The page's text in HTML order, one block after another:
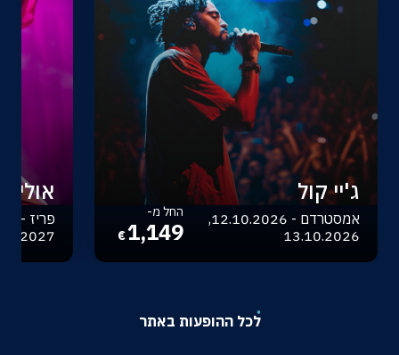
ג'יי קול
אמסטרדם - 12.10.2026,
13.10.2026
החל מ-
1,149
€
לכל ההופעות באתר